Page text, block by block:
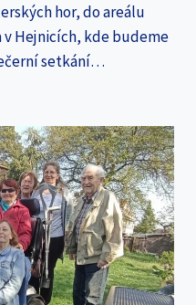
hor, do areálu
v Hejnicích, kde budeme
setkání…